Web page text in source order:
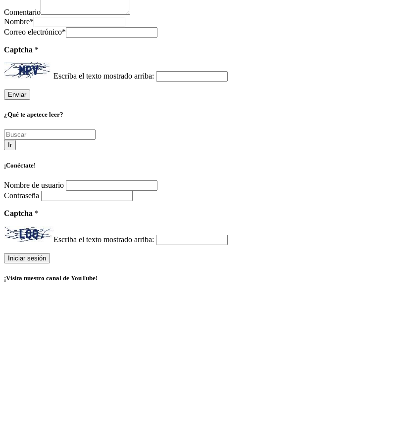
Comentario
Nombre*
Correo electrónico*
Captcha *
Escriba el texto mostrado arriba:
¿Qué te apetece leer?
Ir
¡Conéctate!
Nombre de usuario
Contraseña
Captcha *
Escriba el texto mostrado arriba:
¡Visita nuestro canal de YouTube!